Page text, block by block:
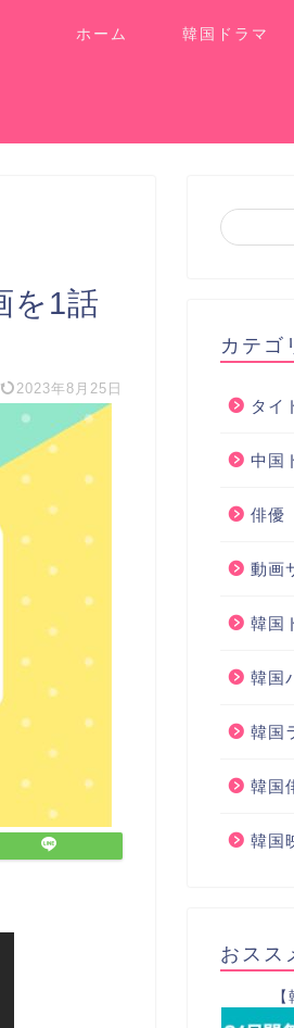
ホーム 韓国ドラマ
を1話
2023年8月25日
カテゴ
タイ
中国
俳優
動画
韓国
韓国
韓国
韓国
韓国
おスス